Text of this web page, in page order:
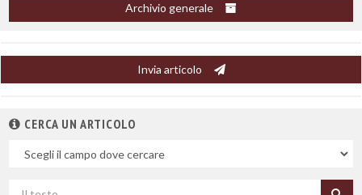
Archivio generale
Invia articolo
CERCA UN ARTICOLO
Nel
Cerca